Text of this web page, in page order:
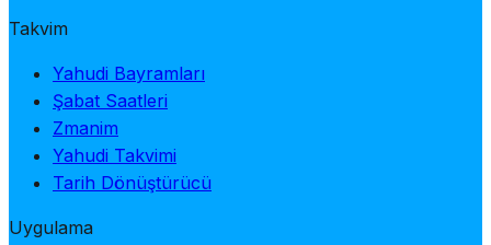
Takvim
Yahudi Bayramları
Şabat Saatleri
Zmanim
Yahudi Takvimi
Tarih Dönüştürücü
Uygulama